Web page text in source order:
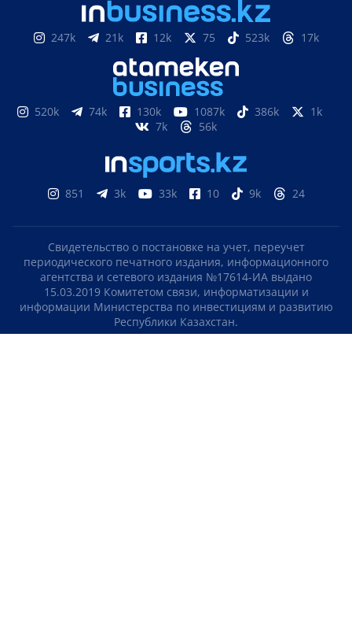
247k 21k 12k 75 523k 17k
520k 74k 130k 1087k 386k
1k
7k
56k
851 3k 33k 10 9k 24
Свидетельство о постановке на учет, переучет
периодического печатного издания, информационного
агентства и сетевого издания №17614-ИА выдано
15.03.2019 Комитетом связи, информатизации и
информации Министерства по инвестициям и развитию
Республики Казахстан.